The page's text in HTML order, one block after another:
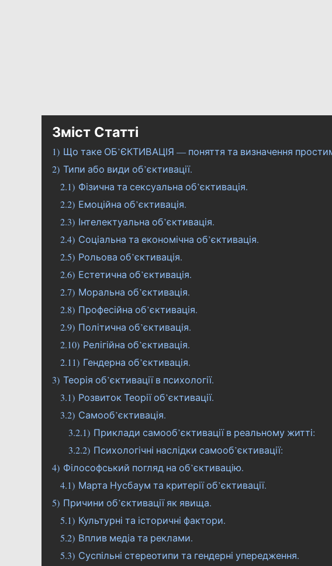
Зміст Статті
1) Що таке ОБ’ЄКТИВАЦІЯ — поняття та визначення
2) Типи або види об’єктивації.
2.1) Фізична та сексуальна об’єктивація.
2.2) Емоційна об’єктивація.
2.3) Інтелектуальна об’єктивація.
2.4) Соціальна та економічна об’єктивація.
2.5) Рольова об’єктивація.
2.6) Естетична об’єктивація.
2.7) Моральна об’єктивація.
2.8) Професійна об’єктивація.
2.9) Політична об’єктивація.
2.10) Релігійна об’єктивація.
2.11) Гендерна об’єктивація.
3) Теорія об’єктивації в психології.
3.1) Розвиток Теорії об’єктивації.
3.2) Самооб’єктивація.
3.2.1) Приклади самооб’єктивації в реальному житті:
3.2.2) Психологічні наслідки самооб’єктивації:
4) Філософський погляд на об’єктивацію.
4.1) Марта Нусбаум та критерії об’єктивації.
5) Причини об’єктивації як явища.
5.1) Культурні та історичні фактори.
5.2) Вплив медіа та реклами.
5.3) Суспільні стереотипи та гендерні упередження.